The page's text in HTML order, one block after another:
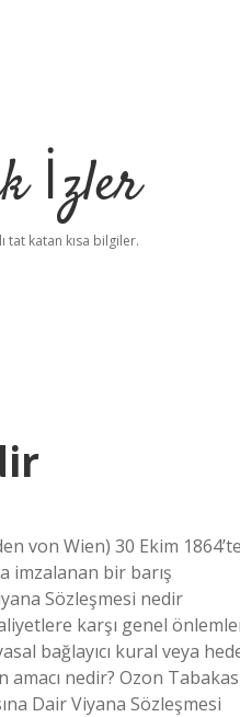
İzler
tat katan kısa bilgiler.
von Wien) 30 Ekim 1864’te
imzalanan bir barış
Sözleşmesi nedir
karşı genel
bağlayıcı kural veya
nedir? Ozon
Dair Viyana Sözleşmesi